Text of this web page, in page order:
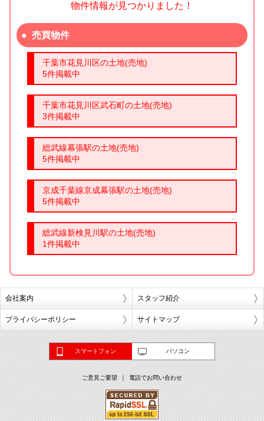
物件情報が見つかりました！
売買物件
千葉市花見川区の土地(売地)
5件掲載中
千葉市花見川区武石町の土地(売地)
3件掲載中
総武線幕張駅の土地(売地)
5件掲載中
京成千葉線京成幕張駅の土地(売地)
5件掲載中
総武線新検見川駅の土地(売地)
1件掲載中
会社案内 スタッフ紹介
プライバシーポリシー サイトマップ
スマートフォン パソコン
ご意見ご要望 電話でお問い合わせ